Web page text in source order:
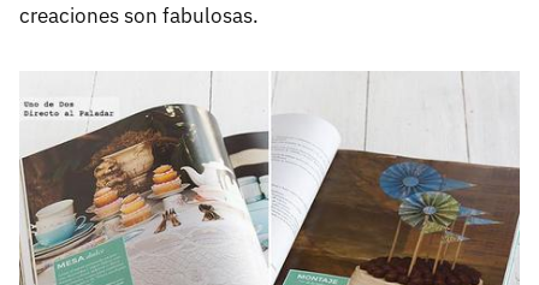
creaciones son fabulosas.